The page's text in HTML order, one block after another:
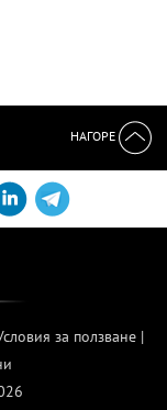
НАГОРЕ
за ползване|